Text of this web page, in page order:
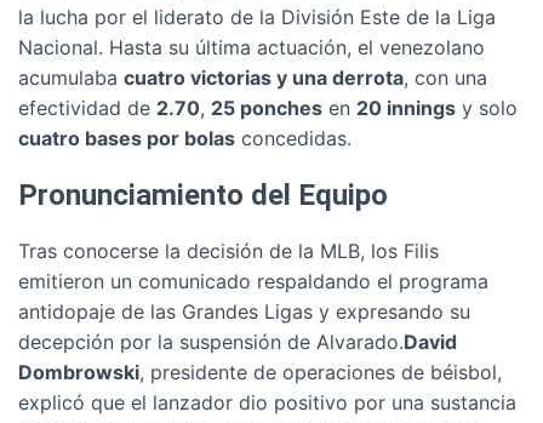
la lucha por el liderato de la División Este de la Liga
Nacional. Hasta su última actuación, el venezolano
acumulaba cuatro victorias y una derrota, con una
efectividad de 2.70, 25 ponches en 20 innings y solo
cuatro bases por bolas concedidas.
Pronunciamiento del Equipo
Tras conocerse la decisión de la MLB, los Filis
emitieron un comunicado respaldando el programa
antidopaje de las Grandes Ligas y expresando su
decepción por la suspensión de Alvarado.David
Dombrowski, presidente de operaciones de béisbol,
explicó que el lanzador dio positivo por una sustancia